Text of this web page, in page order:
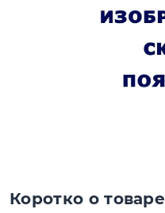
Коротко о товаре